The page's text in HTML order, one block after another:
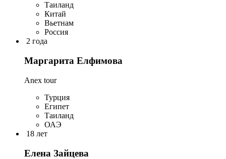
Таиланд
Китай
Вьетнам
Россия
2 года
Маргарита Елфимова
Anex tour
Турция
Египет
Таиланд
ОАЭ
18 лет
Елена Зайцева